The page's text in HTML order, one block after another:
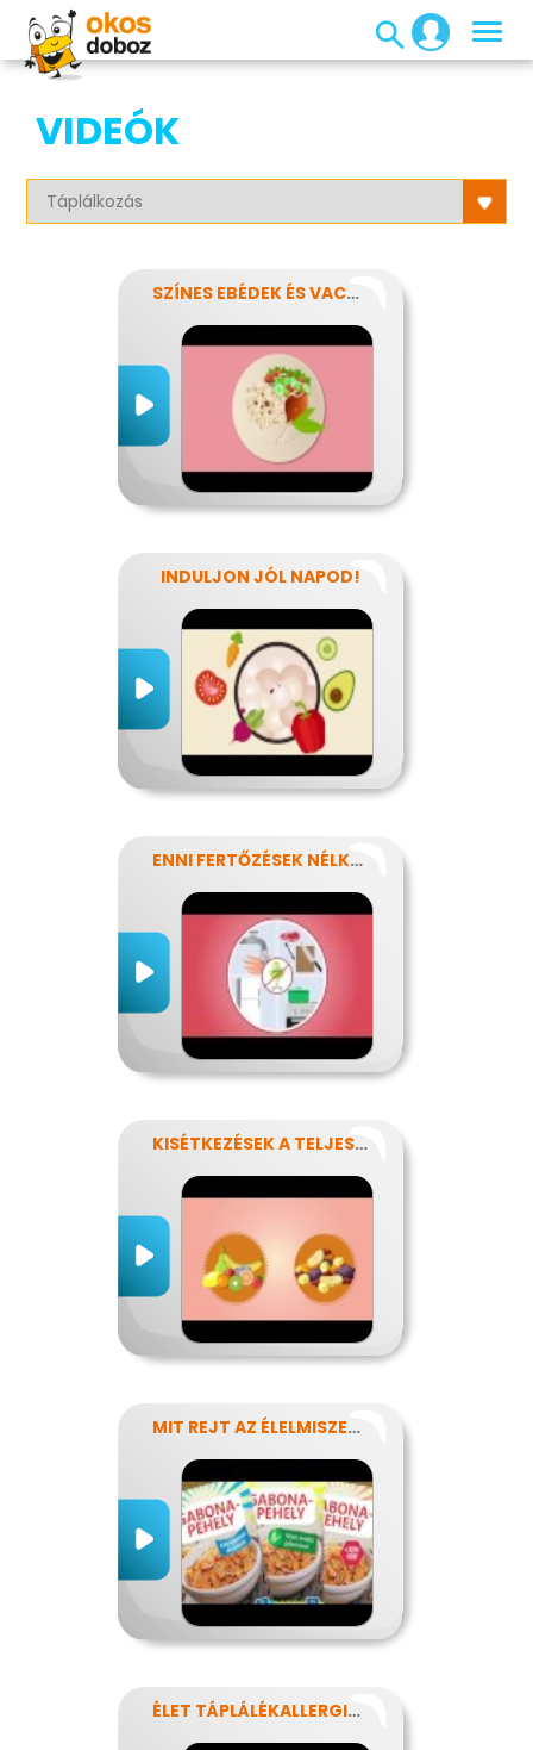
VIDEÓK
SZÍNES EBÉDEK ÉS VACSORÁK
INDULJON JÓL NAPOD!
ENNI FERTŐZÉSEK NÉLKÜL
KISÉTKEZÉSEK A TELJESÍTMÉNYÉRT
MIT REJT AZ ÉLELMISZERCÍMKE?
ÉLET TÁPLÁLÉKALLERGIÁVAL